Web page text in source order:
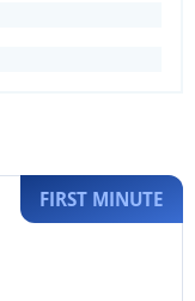
FIRST MINUTE